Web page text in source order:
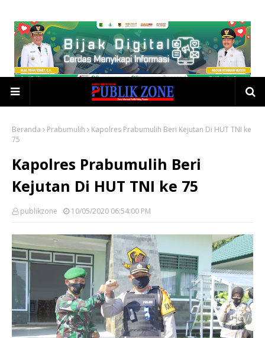
Beranda Prabumulih
Kapolres Prabumulih Beri Kejutan Di HUT TNI ke
75
Kapolres Prabumulih Beri
Kejutan Di HUT TNI ke 75
publikzone 10/05/2020 06:54:00 PM